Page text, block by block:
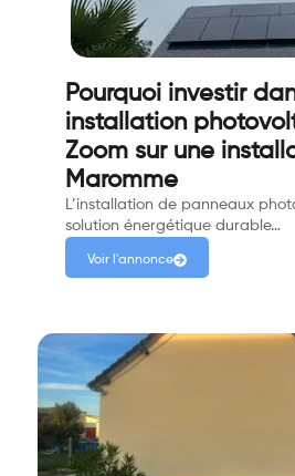
Pourquoi investir
installation
Zoom sur une
Maromme
L’installation de panneaux
solution énergétique durable…
Voir l'annonce